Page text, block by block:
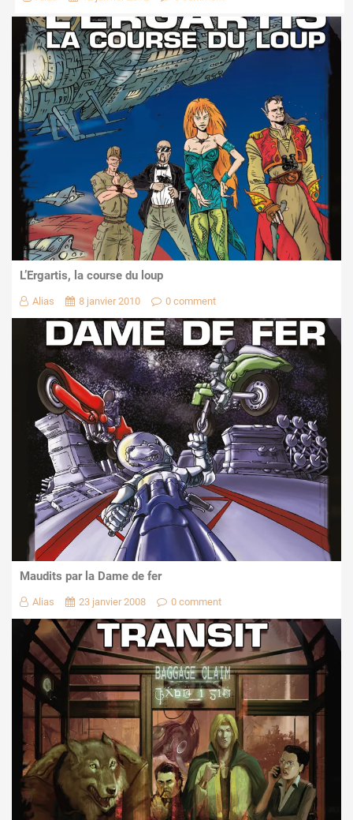
L’Ergartis, la course du loup
Alias 8 janvier 2010 0 comment
Maudits par la Dame de fer
Alias 23 janvier 2008 0 comment